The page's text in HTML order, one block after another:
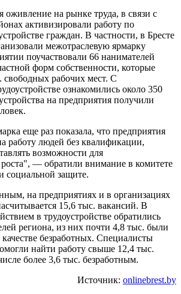
оживление на рынке труда, в связи с
активизировали работу по
граждан. В частности, в Бресте
межотраслевую ярмарку
поучаствовали 66 нанимателей
форм собственности, которые
свободных рабочих мест. С
ознакомились около 350
на предприятия получили
еще раз показала, что предприятия
работу людей без квалификации,
возможности для
— обратили внимание в комитете
социальной защите.
на предприятиях и в организациях
15,6 тыс. вакансий. В
в трудоустройстве обратились
региона, из них почти 4,8 тыс. были
безработных. Специалисты
найти работу свыше 12,4 тыс.
более 3,6 тыс. безработным.
Источник: onlinebrest.by